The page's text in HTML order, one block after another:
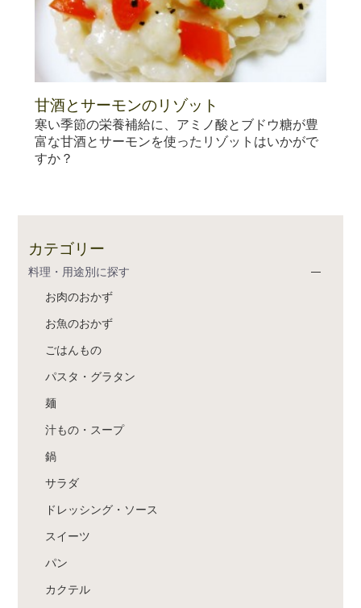
甘酒とサーモンのリゾット
寒い季節の栄養補給に、アミノ酸とブドウ糖が豊
富な甘酒とサーモンを使ったリゾットはいかがで
すか？
カテゴリー
料理・用途別に探す
お肉のおかず
お魚のおかず
ごはんもの
パスタ・グラタン
麺
汁もの・スープ
鍋
サラダ
ドレッシング・ソース
スイーツ
パン
カクテル